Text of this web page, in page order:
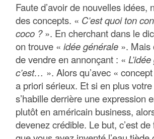
Faute d’avoir de nouvelles idées,
des concepts. « C’est quoi ton
coco ?». En cherchant dans le
on trouve «idée générale ». Mais
de vendre en annonçant : «
c’est… ». Alors qu’avec «
a priori sérieux. Et si en plus
s’habille derrière une expression
plutôt en américain business,
devenez crédible. Le but, c’est